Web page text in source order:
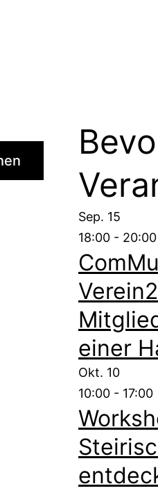
Sep. 15
18:00 - 20:00
einer
Okt. 10
10:00 - 17:00